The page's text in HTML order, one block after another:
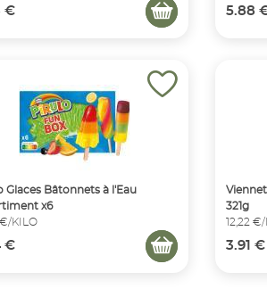
€ 5.88
Glaces Bâtonnets à l'Eau
x6
€/KILO
€
321g
12,22
3.91 €